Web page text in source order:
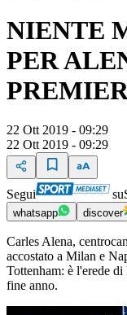
NIENTE
PER
22 Ott 2019 - 09:29
22 Ott 2019 - 09:29
Segui su
whatsapp discover
Carles Alena,
accostato a Milan e
Tottenham: è l'erede
fine anno.